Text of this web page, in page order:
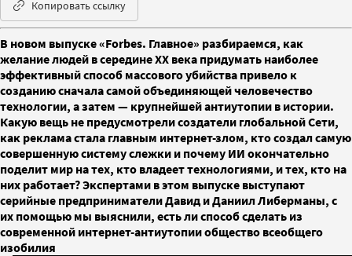
Копировать ссылку
В новом выпуске «Forbes. Главное» разбираемся, как
желание людей в середине XX века придумать наиболее
эффективный способ массового убийства привело к
созданию сначала самой объединяющей человечество
технологии, а затем — крупнейшей антиутопии в истории.
Какую вещь не предусмотрели создатели глобальной Сети,
как реклама стала главным интернет-злом, кто создал самую
совершенную систему слежки и почему ИИ окончательно
поделит мир на тех, кто владеет технологиями, и тех, кто на
них работает? Экспертами в этом выпуске выступают
серийные предприниматели Давид и Даниил Либерманы, с
их помощью мы выяснили, есть ли способ сделать из
современной интернет-антиутопии общество всеобщего
изобилия